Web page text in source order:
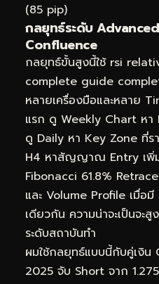
(85 pip)
กลยุทธ์ระดับ
Confluence
กลยุทธ์ขั้นสูงนี้ใช้ rsi
complete guide
หลายเครื่องมือและหลาย
แรก ดู Weekly Chart หา
ดู Daily หา Key Zone ที่ร
H4 หาสัญญาณ Entry เพิ่
Fibonacci 61.8%
และ Volume Profile เมื่
เดียวกัน ความน่าจะเป็นจะ
ระดับสถาบันทำ
ผมใช้กลยุทธ์แบบนี้กับคู่เงิน
2025 จับ Short จาก